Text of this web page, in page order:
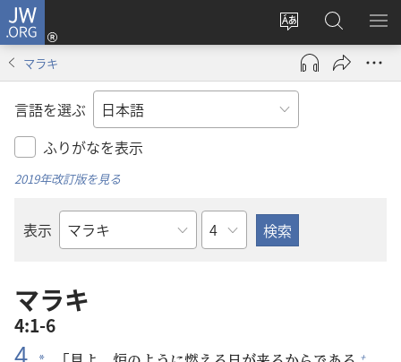
JW.ORG
サ
イ
ト
の
言
え
る
ロ
グ
ン
し
で
開
JW.ORG
の
検
メ
を
マラキ
言語を選ぶ
ふりがなを表示
2019年改訂版を見る
表示
聖
の
書
章
マラキ
4:1-6
4 +